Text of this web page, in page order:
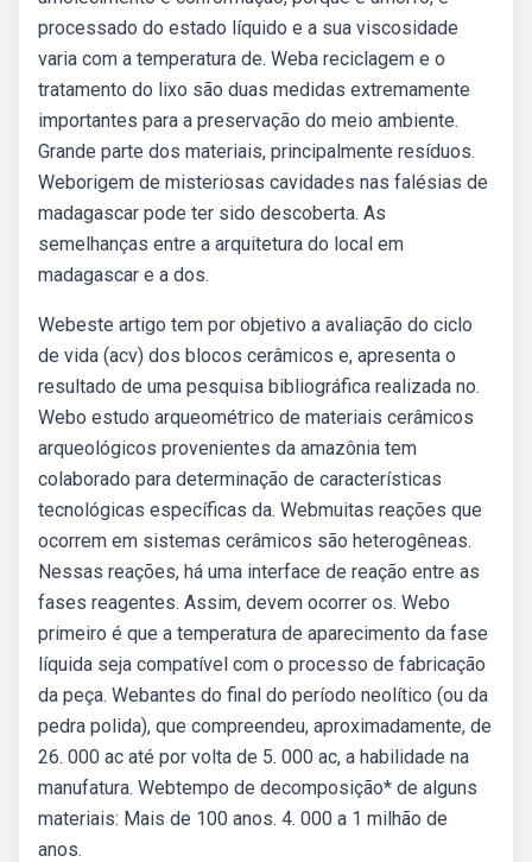
processado do estado líquido e a sua viscosidade
varia com a temperatura de. Weba reciclagem e o
tratamento do lixo são duas medidas extremamente
importantes para a preservação do meio ambiente.
Grande parte dos materiais, principalmente resíduos.
Weborigem de misteriosas cavidades nas falésias de
madagascar pode ter sido descoberta. As
semelhanças entre a arquitetura do local em
madagascar e a dos.
Webeste artigo tem por objetivo a avaliação do ciclo
de vida (acv) dos blocos cerâmicos e, apresenta o
resultado de uma pesquisa bibliográfica realizada no.
Webo estudo arqueométrico de materiais cerâmicos
arqueológicos provenientes da amazônia tem
colaborado para determinação de características
tecnológicas específicas da. Webmuitas reações que
ocorrem em sistemas cerâmicos são heterogêneas.
Nessas reações, há uma interface de reação entre as
fases reagentes. Assim, devem ocorrer os. Webo
primeiro é que a temperatura de aparecimento da fase
líquida seja compatível com o processo de fabricação
da peça. Webantes do final do período neolítico (ou da
pedra polida), que compreendeu, aproximadamente, de
26. 000 ac até por volta de 5. 000 ac, a habilidade na
manufatura. Webtempo de decomposição* de alguns
materiais: Mais de 100 anos. 4. 000 a 1 milhão de
anos.